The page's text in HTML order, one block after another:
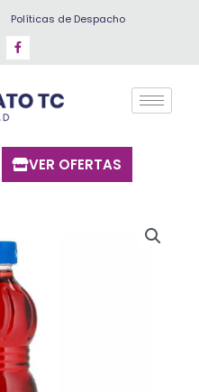
Políticas de Despacho
VER OFERTAS